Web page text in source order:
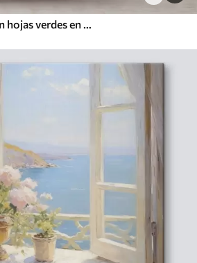
Flores de magnolia con hojas verdes en una rama, estilo de textura impasto, paleta de colores suaves